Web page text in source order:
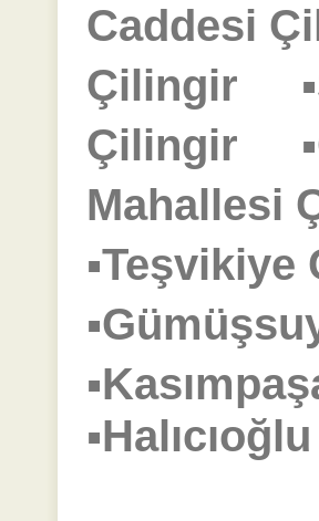
Caddesi
Çilingir
Çilingir
Mahallesi